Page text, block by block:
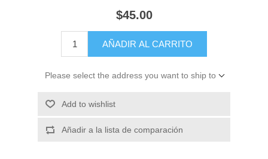
$45.00
AÑADIR AL CARRITO
Please select the address you want to ship to
Add to wishlist
Añadir a la lista de comparación